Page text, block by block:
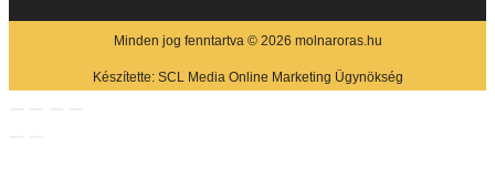
Minden jog fenntartva © 2026 molnaroras.hu
Készítette: SCL Media Online Marketing Ügynökség